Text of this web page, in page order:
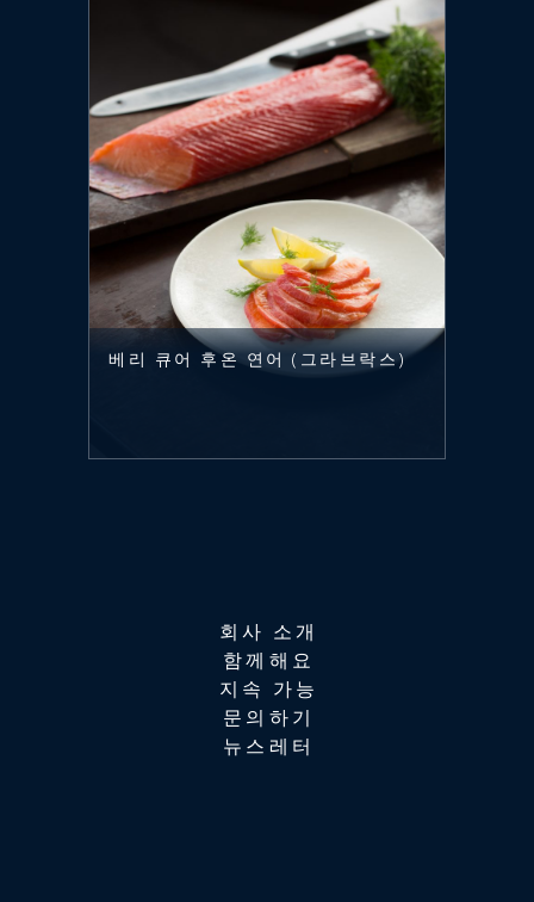
베리 큐어 후온 연어 (그라브락스)
회사 소개
함께해요
지속 가능
문의하기
뉴스레터